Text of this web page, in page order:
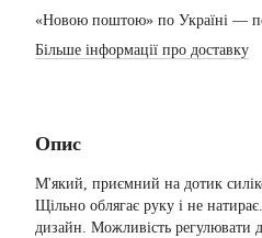
«Новою поштою» по Україні —
Більше інформації про доставку
Опис
М'який, приємний на дотик
Щільно облягає руку і не
дизайн. Можливість регулювати